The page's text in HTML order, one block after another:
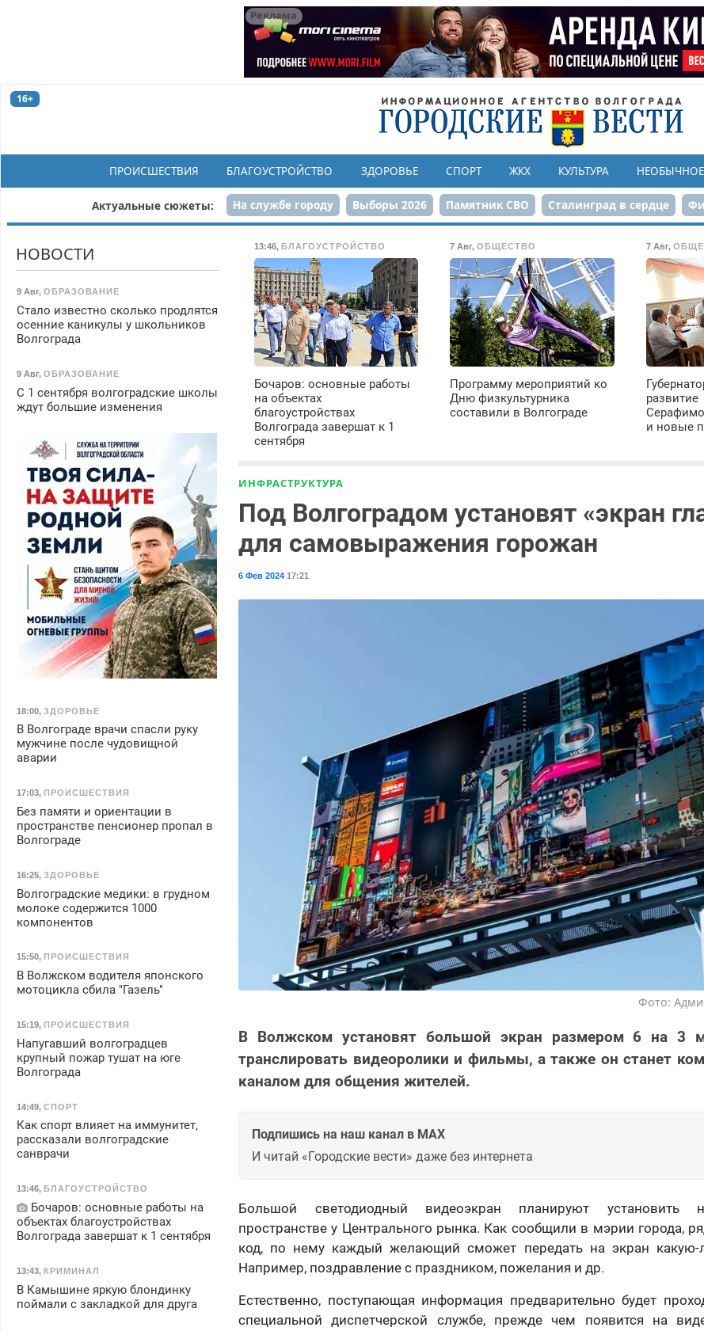
Реклама
16+
ПРОИСШЕСТВИЯ БЛАГОУСТРОЙСТВО ЗДОРОВЬЕ СПОРТ ЖКХ КУЛЬТУРА НЕОБЫЧНОЕ
Актуальные сюжеты: На службе городу Выборы 2026 Памятник СВО Сталинград в сердце
Реконструкция ЦПКиО 80-летие Победы Парк Героев-
13:46, БЛАГОУСТРОЙСТВО
Бочаров: основные работы
на объектах
благоустройствах
Волгограда завершат к 1
сентября
7 Авг,ОБЩЕСТВО
Программу мероприятий ко
Дню физкультурника
составили в Волгограде
7 Авг,
развитие
и новые
ИНФРАСТРУКТУРА
Под Волгоградом установят «экран
для самовыражения горожан
6 Фев 2024 17:21
Фото:
В Волжском установят большой экран размером 6 на 3
транслировать видеоролики и фильмы, а также он станет
каналом для общения жителей.
Подпишись на наш канал в MAX
И читай «Городские вести» даже без интернета
Большой светодиодный видеоэкран планируют установить
пространстве у Центрального рынка. Как сообщили в мэрии города,
код, по нему каждый желающий сможет передать на экран
Например, поздравление с праздником, пожелания и др.
Естественно, поступающая информация предварительно будет
специальной диспетчерской службе, прежде чем появится на
НОВОСТИ
9 Авг, ОБРАЗОВАНИЕ
Стало известно сколько продлятся
осенние каникулы у школьников
Волгограда
9 Авг, ОБРАЗОВАНИЕ
С 1 сентября волгоградские школы
ждут большие изменения
18:00, ЗДОРОВЬЕ
В Волгограде врачи спасли руку
мужчине после чудовищной
аварии
17:03, ПРОИСШЕСТВИЯ
Без памяти и ориентации в
пространстве пенсионер пропал в
Волгограде
16:25, ЗДОРОВЬЕ
Волгоградские медики: в грудном
молоке содержится 1000
компонентов
15:50, ПРОИСШЕСТВИЯ
В Волжском водителя японского
мотоцикла сбила "Газель"
15:19, ПРОИСШЕСТВИЯ
Напугавший волгоградцев
крупный пожар тушат на юге
Волгограда
14:49, СПОРТ
Как спорт влияет на иммунитет,
рассказали волгоградские
санврачи
13:46, БЛАГОУСТРОЙСТВО
Бочаров: основные работы на
объектах благоустройствах
Волгограда завершат к 1 сентября
13:43, КРИМИНАЛ
В Камышине яркую блондинку
поймали с закладкой для друга